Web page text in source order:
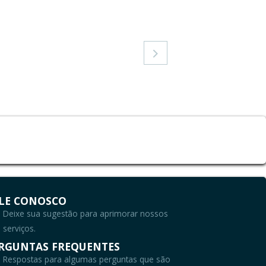

CONOSCO
Deixe sua sugestão para aprimorar nossos
serviços.
FREQUENTES
Respostas para algumas perguntas que são